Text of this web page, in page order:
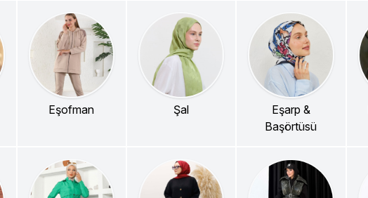
Eşofman Şal
Eşarp &
Başörtüsü